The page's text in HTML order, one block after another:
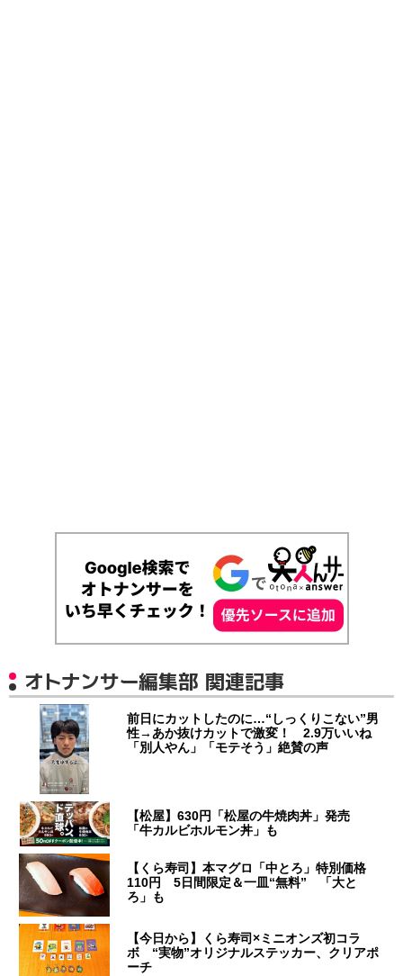
オトナンサー編集部 関連記事
前日にカットしたのに…“しっくりこない”男
性→あか抜けカットで激変！ 2.9万いいね
「別人やん」「モテそう」絶賛の声
【松屋】630円「松屋の牛焼肉丼」発売
「牛カルビホルモン丼」も
【くら寿司】本マグロ「中とろ」特別価格
110円 5日間限定＆一皿“無料” 「大と
ろ」も
【今日から】くら寿司×ミニオンズ初コラ
ボ “実物”オリジナルステッカー、クリアポ
ーチ